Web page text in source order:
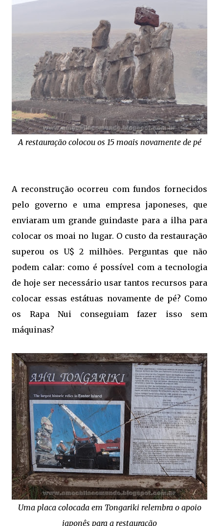
A restauração colocou os 15 moais novamente de pé
A reconstrução ocorreu com fundos fornecidos
pelo governo e uma empresa japoneses, que
enviaram um grande guindaste para a ilha para
colocar os moai no lugar. O custo da restauração
superou os U$ 2 milhões. Perguntas que não
podem calar: como é possível com a tecnologia
de hoje ser necessário usar tantos recursos para
colocar essas estátuas novamente de pé? Como
os Rapa Nui conseguiam fazer isso sem
máquinas?
Uma placa colocada em Tongariki relembra o apoio
japonês para a restauração